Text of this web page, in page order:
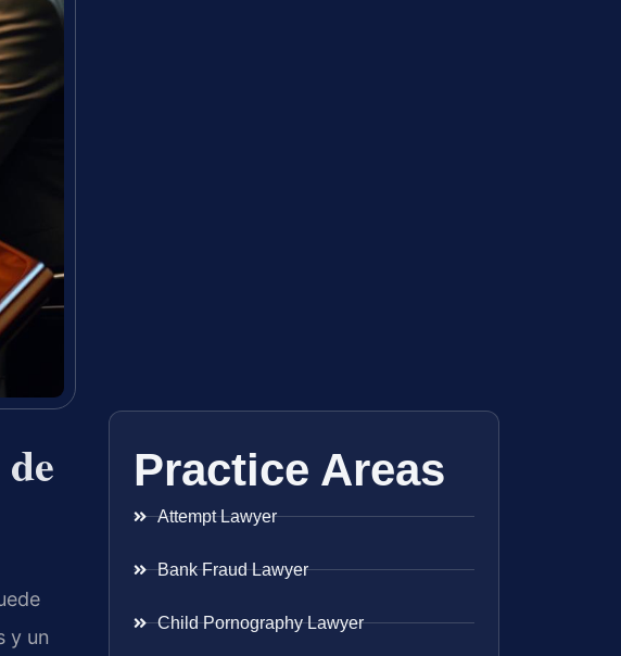
y un
Practice Areas
Attempt Lawyer
Bank Fraud Lawyer
Child Pornography Lawyer